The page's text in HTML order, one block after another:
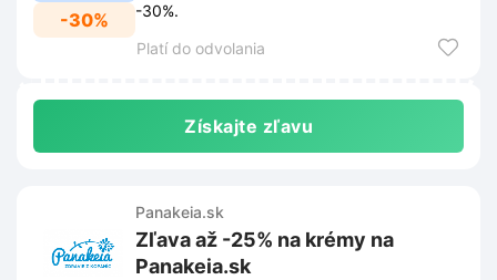
-30%
-30%.
Platí do odvolania
Získajte zľavu
Panakeia.sk
Zľava až -25% na krémy na
Panakeia.sk